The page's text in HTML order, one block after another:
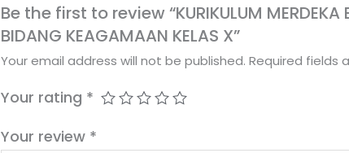
Be the first to review “KURIKULUM MERDEKA
BIDANG KEAGAMAAN KELAS X”
Your email address will not be published. Required fields
Your rating *
Your review *